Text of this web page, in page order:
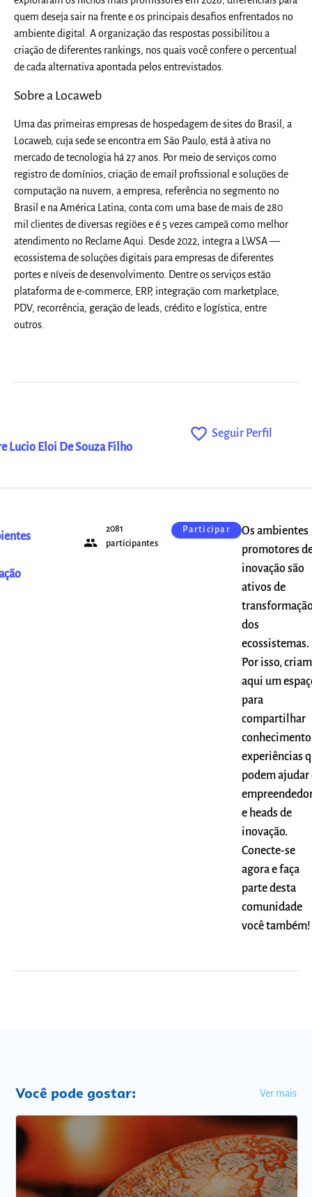
quem deseja sair na frente e os principais desafios enfrentados no
ambiente digital. A organização das respostas possibilitou a
criação de diferentes rankings, nos quais você confere o percentual
de cada alternativa apontada pelos entrevistados.
Sobre a Locaweb
Uma das primeiras empresas de hospedagem de sites do Brasil, a
Locaweb, cuja sede se encontra em São Paulo, está à ativa no
mercado de tecnologia há 27 anos. Por meio de serviços como
registro de domínios, criação de email profissional e soluções de
computação na nuvem, a empresa, referência no segmento no
Brasil e na América Latina, conta com uma base de mais de 280
mil clientes de diversas regiões e é 5 vezes campeã como melhor
atendimento no Reclame Aqui. Desde 2022, integra a LWSA —
ecossistema de soluções digitais para empresas de diferentes
portes e níveis de desenvolvimento. Dentre os serviços estão
plataforma de e-commerce, ERP, integração com marketplace,
PDV, recorrência, geração de leads, crédito e logística, entre
outros.
Lucio Eloi De Souza Filho
favorite_outline Seguir Perfil
people
2081
participantes
Participar
Os ambientes
promotores
inovação são
ativos de
dos
ecossistemas.
Por isso,
aqui um
para
compartilhar
conhecimento
experiências
podem ajudar
e heads de
inovação.
Conecte-se
agora e faça
parte desta
comunidade
você também!
Você pode gostar: Ver mais